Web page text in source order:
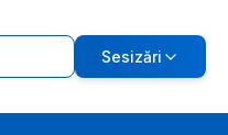
Sesizări